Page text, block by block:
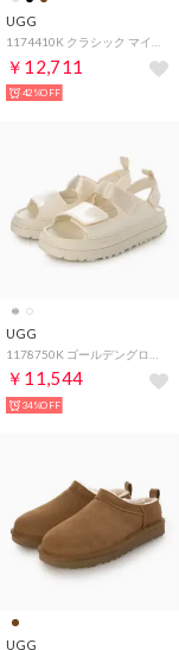
UGG
￥12,711
42%OFF
UGG
￥11,544
34%OFF
UGG